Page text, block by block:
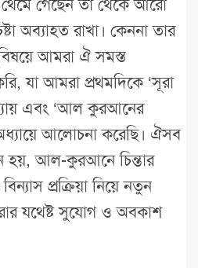
অব্যাহত রাখা। কেননা তার
আমরা ঐ সমস্ত
যা আমরা প্রথমদিকে ‘সূরা
এবং ‘আল কুরআনের
আলোচনা করেছি। ঐসব
হয়, আল-কুরআনে চিন্তার
প্রক্রিয়া নিয়ে নতুন
যথেষ্ট সুযোগ ও অবকাশ